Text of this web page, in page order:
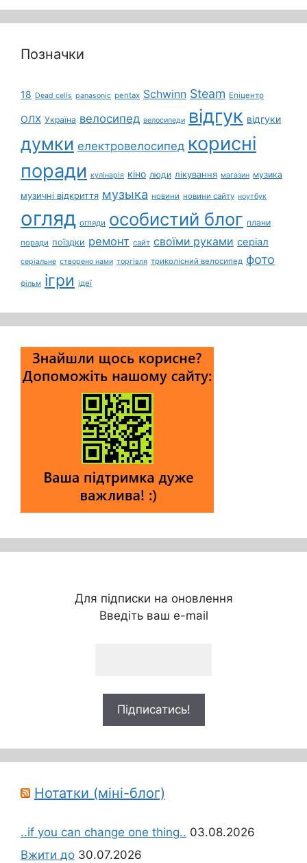
Позначки
18 Dead cells panasonic pentax Schwinn Steam Епіцентр
ОЛХ Україна велосипед велосипеди відгук відгуки
думки електровелосипед корисні
поради кулінарія кіно люди лікування магазин музика
музичні відкриття музыка новини новини сайту ноутбук
огляд огляди особистий блог плани
поради поїздки ремонт сайт своїми руками серіал
серіальне створено нами торгівля триколісний велосипед фото
фільм ігри ідеї
Для підписки на оновлення
Введіть ваш e-mail
Нотатки (міні-блог)
..if you can change one thing.. 03.08.2026
Вжити до 30.07.2026